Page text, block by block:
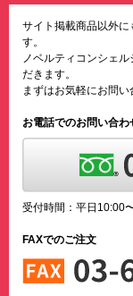
サイト掲載商品以外に
す。
ノベルティコンシェ
だきます。
まずはお気軽にお問い
お電話でのお問い合わ
受付時間：平日10:00
FAXでのご注文